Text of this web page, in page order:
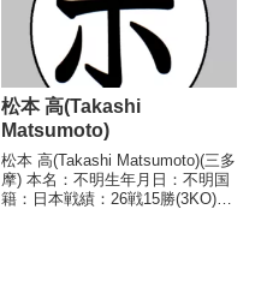
松本 高(Takashi
Matsumoto)
松本 高(Takashi Matsumoto)(三多
摩) 本名：不明生年月日：不明国
籍：日本戦績：26戦15勝(3KO)8